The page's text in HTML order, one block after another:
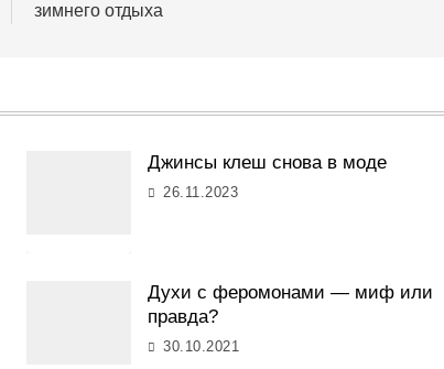
зимнего отдыха
Джинсы клеш снова в моде
26.11.2023
Духи с феромонами — миф или
правда?
30.10.2021